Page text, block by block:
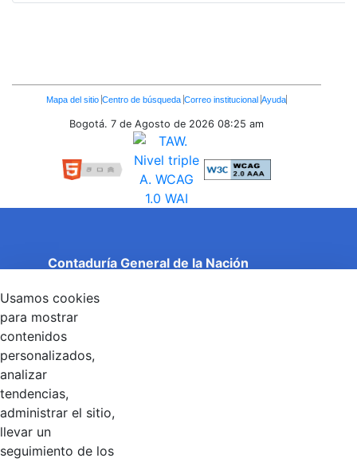
Enlaces
Inferiores
Mapa del sitio Centro de búsqueda Correo institucional Ayuda
Bogotá. 7 de Agosto de 2026 08:25 am
Contaduría General de la Nación
Entidad adscrita al Ministerio de Hacienda y Crédito
Público
Torre 1 (Aire) - Piso 15, Bogotá D.C., Colombia
Código Postal: 111071
Linkedin
Usamos cookies
para mostrar
contenidos
personalizados,
analizar
tendencias,
administrar el sitio,
llevar un
seguimiento de los